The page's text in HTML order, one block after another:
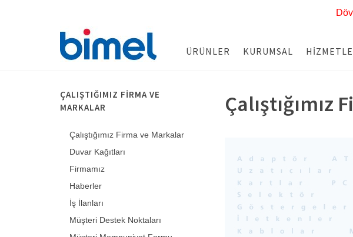
ÜRÜNLER KURUMSAL
ÇALIŞTIĞIMIZ FIRMA VE
MARKALAR
Çalıştığımız Firma ve Markalar
Duvar Kağıtları
Firmamız
Haberler
İş İlanları
Müşteri Destek Noktaları